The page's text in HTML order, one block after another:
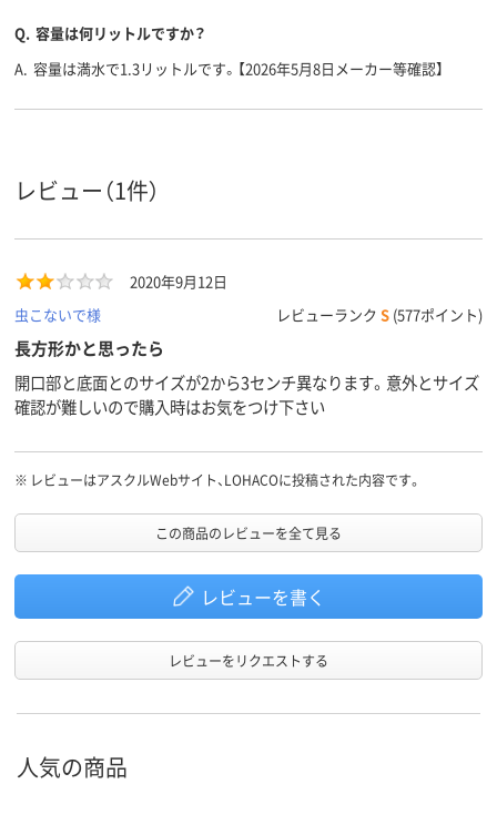
Q. 容量は何リットルですか？
A. 容量は満水で1.3リットルです。【2026年5月8日メーカー等確認】
レビュー（1件）
2020年9月12日
虫こないで様
レビューランク S (577ポイント)
長方形かと思ったら
開口部と底面とのサイズが2から3センチ異なります。意外とサイズ
確認が難しいので購入時はお気をつけ下さい
※ レビューはアスクルWebサイト、LOHACOに投稿された内容です。
この商品のレビューを全て見る
レビューを書く
レビューをリクエストする
人気の商品